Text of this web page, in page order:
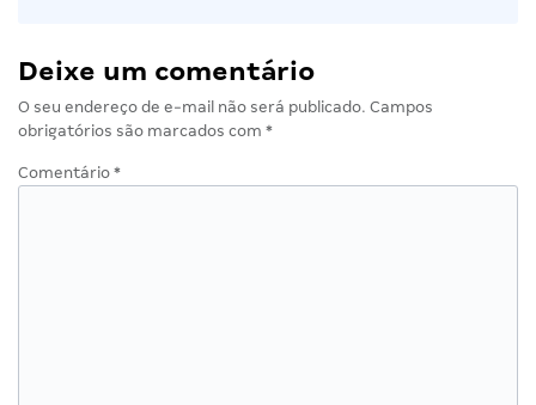
Deixe um comentário
O seu endereço de e-mail não será publicado. Campos
obrigatórios são marcados com *
Comentário *